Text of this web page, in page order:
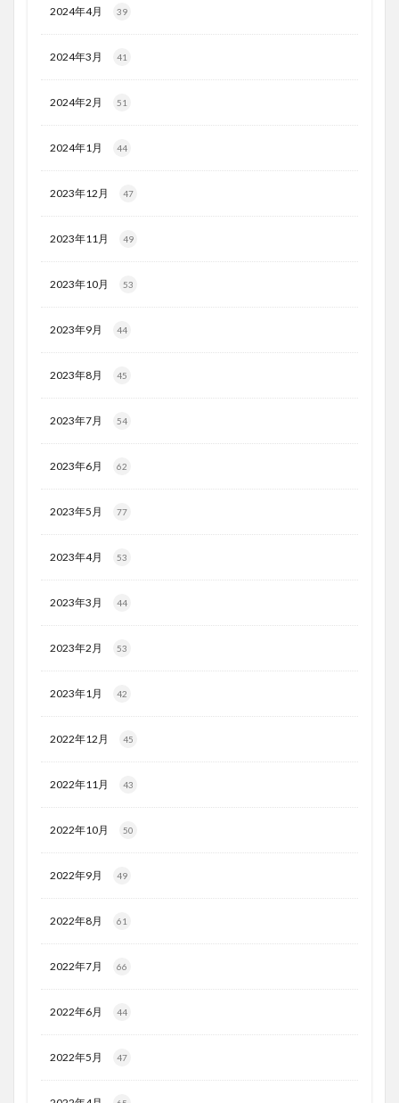
2024年4月 39
2024年3月 41
2024年2月 51
2024年1月 44
2023年12月 47
2023年11月 49
2023年10月 53
2023年9月 44
2023年8月 45
2023年7月 54
2023年6月 62
2023年5月 77
2023年4月 53
2023年3月 44
2023年2月 53
2023年1月 42
2022年12月 45
2022年11月 43
2022年10月 50
2022年9月 49
2022年8月 61
2022年7月 66
2022年6月 44
2022年5月 47